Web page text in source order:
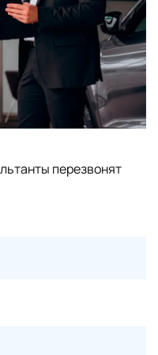
перезвонят